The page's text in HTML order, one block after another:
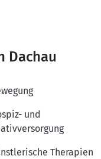
Dachau
und
Therapien